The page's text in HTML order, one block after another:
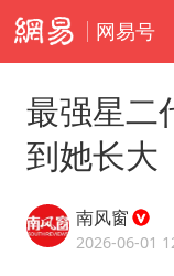
网易号
最强星二
到她长大
南风窗
2026-06-01